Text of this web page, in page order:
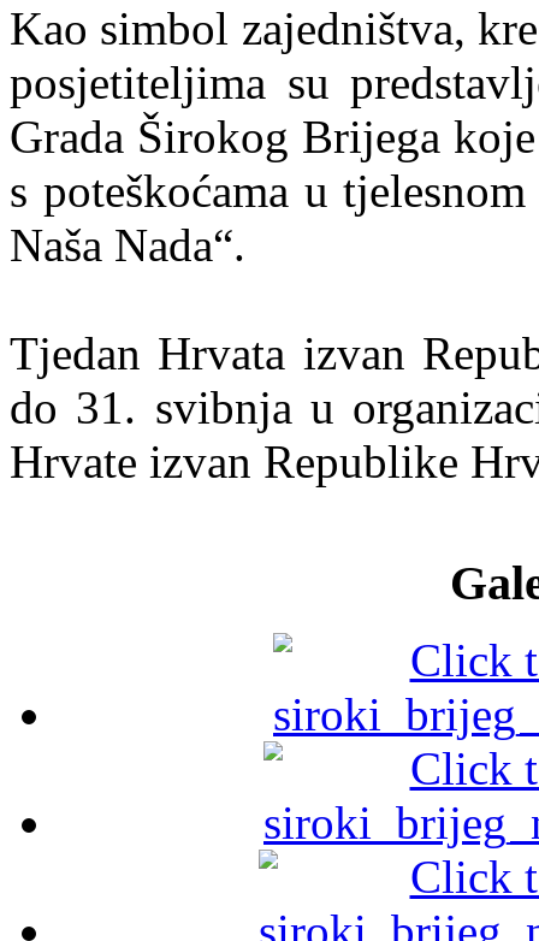
Kao simbol zajedništva,
posjetiteljima su
Grada Širokog Brijega
s poteškoćama u
Naša Nada“.
Tjedan Hrvata izvan
do 31. svibnja u
Hrvate izvan Republike